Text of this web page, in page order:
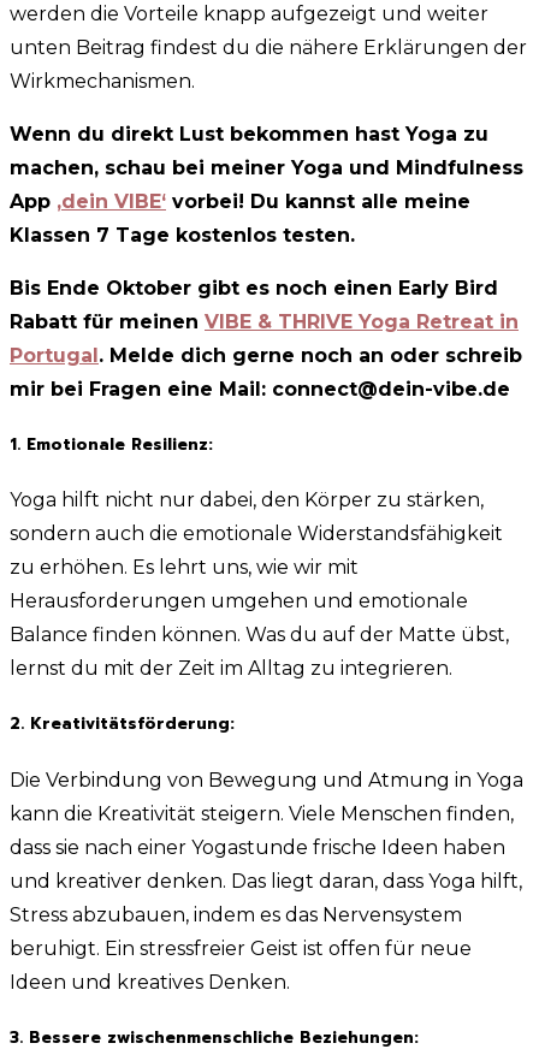
werden die Vorteile knapp aufgezeigt und weiter
unten Beitrag findest du die nähere Erklärungen der
Wirkmechanismen.
Wenn du direkt Lust bekommen hast Yoga zu
machen, schau bei meiner Yoga und Mindfulness
App ‚dein VIBE‘ vorbei! Du kannst alle meine
Klassen 7 Tage kostenlos testen.
Bis Ende Oktober gibt es noch einen Early Bird
Rabatt für meinen VIBE & THRIVE Yoga Retreat in
Portugal. Melde dich gerne noch an oder schreib
mir bei Fragen eine Mail: connect@dein-vibe.de
1. Emotionale Resilienz:
Yoga hilft nicht nur dabei, den Körper zu stärken,
sondern auch die emotionale Widerstandsfähigkeit
zu erhöhen. Es lehrt uns, wie wir mit
Herausforderungen umgehen und emotionale
Balance finden können. Was du auf der Matte übst,
lernst du mit der Zeit im Alltag zu integrieren.
2. Kreativitätsförderung:
Die Verbindung von Bewegung und Atmung in Yoga
kann die Kreativität steigern. Viele Menschen finden,
dass sie nach einer Yogastunde frische Ideen haben
und kreativer denken. Das liegt daran, dass Yoga hilft,
Stress abzubauen, indem es das Nervensystem
beruhigt. Ein stressfreier Geist ist offen für neue
Ideen und kreatives Denken.
3. Bessere zwischenmenschliche Beziehungen: